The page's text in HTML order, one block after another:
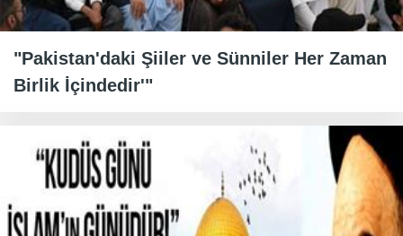
"Pakistan'daki Şiiler ve Sünniler Her Zaman
Birlik İçindedir'"